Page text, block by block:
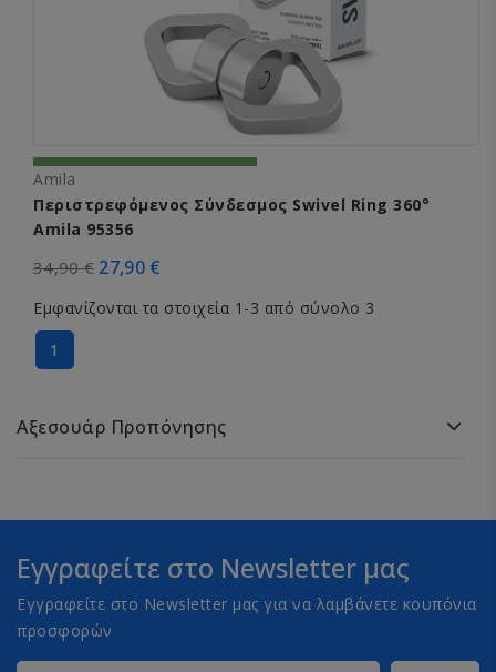
Amila
Περιστρεφόμενος Σύνδεσμος Swivel Ring 360°
Amila 95356
34,90 € 27,90 €
Εμφανίζονται τα στοιχεία 1-3 από σύνολο 3
1
Αξεσουάρ Προπόνησης
Εγγραφείτε στο Newsletter μας
Εγγραφείτε στο Newsletter μας για να λαμβάνετε κουπόνια
προσφορών